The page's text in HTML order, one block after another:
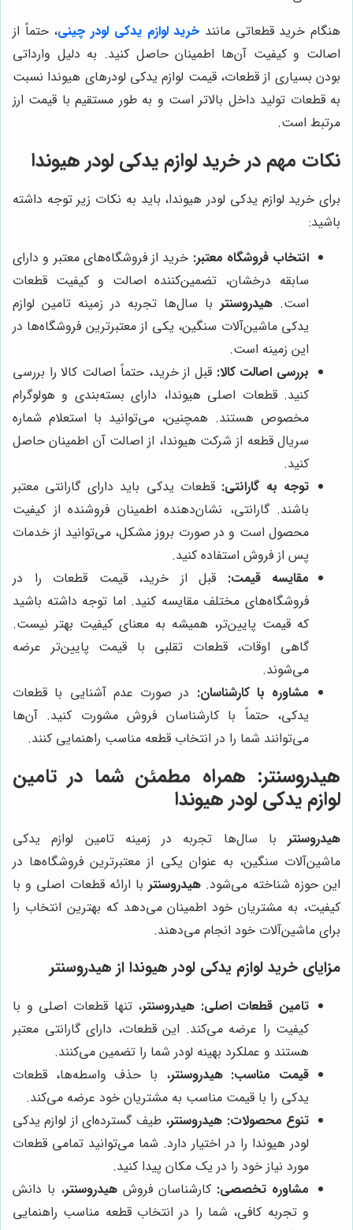
هنگام خرید قطعاتی مانند خرید لوازم یدکی لودر چینی، حتماً از
اصالت و کیفیت آن‌ها اطمینان حاصل کنید. به دلیل وارداتی
بودن بسیاری از قطعات، قیمت لوازم یدکی لودرهای هیوندا نسبت
به قطعات تولید داخل بالاتر است و به طور مستقیم با قیمت ارز
مرتبط است.
نکات مهم در خرید لوازم یدکی لودر هیوندا
برای خرید لوازم یدکی لودر هیوندا، باید به نکات زیر توجه داشته
باشید:
انتخاب فروشگاه معتبر: خرید از فروشگاه‌های معتبر و دارای
سابقه درخشان، تضمین‌کننده اصالت و کیفیت قطعات
است. هیدروسنتر با سال‌ها تجربه در زمینه تامین لوازم
یدکی ماشین‌آلات سنگین، یکی از معتبرترین فروشگاه‌ها در
این زمینه است.
بررسی اصالت کالا: قبل از خرید، حتماً اصالت کالا را بررسی
کنید. قطعات اصلی هیوندا، دارای بسته‌بندی و هولوگرام
مخصوص هستند. همچنین، می‌توانید با استعلام شماره
سریال قطعه از شرکت هیوندا، از اصالت آن اطمینان حاصل
کنید.
توجه به گارانتی: قطعات یدکی باید دارای گارانتی معتبر
باشند. گارانتی، نشان‌دهنده اطمینان فروشنده از کیفیت
محصول است و در صورت بروز مشکل، می‌توانید از خدمات
پس از فروش استفاده کنید.
مقایسه قیمت: قبل از خرید، قیمت قطعات را در
فروشگاه‌های مختلف مقایسه کنید. اما توجه داشته باشید
که قیمت پایین‌تر، همیشه به معنای کیفیت بهتر نیست.
گاهی اوقات، قطعات تقلبی با قیمت پایین‌تر عرضه
می‌شوند.
مشاوره با کارشناسان: در صورت عدم آشنایی با قطعات
یدکی، حتماً با کارشناسان فروش مشورت کنید. آن‌ها
می‌توانند شما را در انتخاب قطعه مناسب راهنمایی کنند.
هیدروسنتر: همراه مطمئن شما در تامین
لوازم یدکی لودر هیوندا
هیدروسنتر با سال‌ها تجربه در زمینه تامین لوازم یدکی
ماشین‌آلات سنگین، به عنوان یکی از معتبرترین فروشگاه‌ها در
این حوزه شناخته می‌شود. هیدروسنتربا ارائه قطعات اصلی و با
کیفیت، به مشتریان خود اطمینان می‌دهد که بهترین انتخاب را
برای ماشین‌آلات خود انجام می‌دهند.
مزایای خرید لوازم یدکی لودر هیوندا از هیدروسنتر
تامین قطعات اصلی: هیدروسنتر، تنها قطعات اصلی و با
کیفیت را عرضه می‌کند. این قطعات، دارای گارانتی معتبر
هستند و عملکرد بهینه لودر شما را تضمین می‌کنند.
قیمت مناسب: هیدروسنتر، با حذف واسطه‌ها، قطعات
یدکی را با قیمت مناسب به مشتریان خود عرضه می‌کند.
تنوع محصولات: هیدروسنتر، طیف گسترده‌ای از لوازم یدکی
لودر هیوندا را در اختیار دارد. شما می‌توانید تمامی قطعات
مورد نیاز خود را در یک مکان پیدا کنید.
مشاوره تخصصی: کارشناسان فروش هیدروسنتر، با دانش
و تجربه کافی، شما را در انتخاب قطعه مناسب راهنمایی